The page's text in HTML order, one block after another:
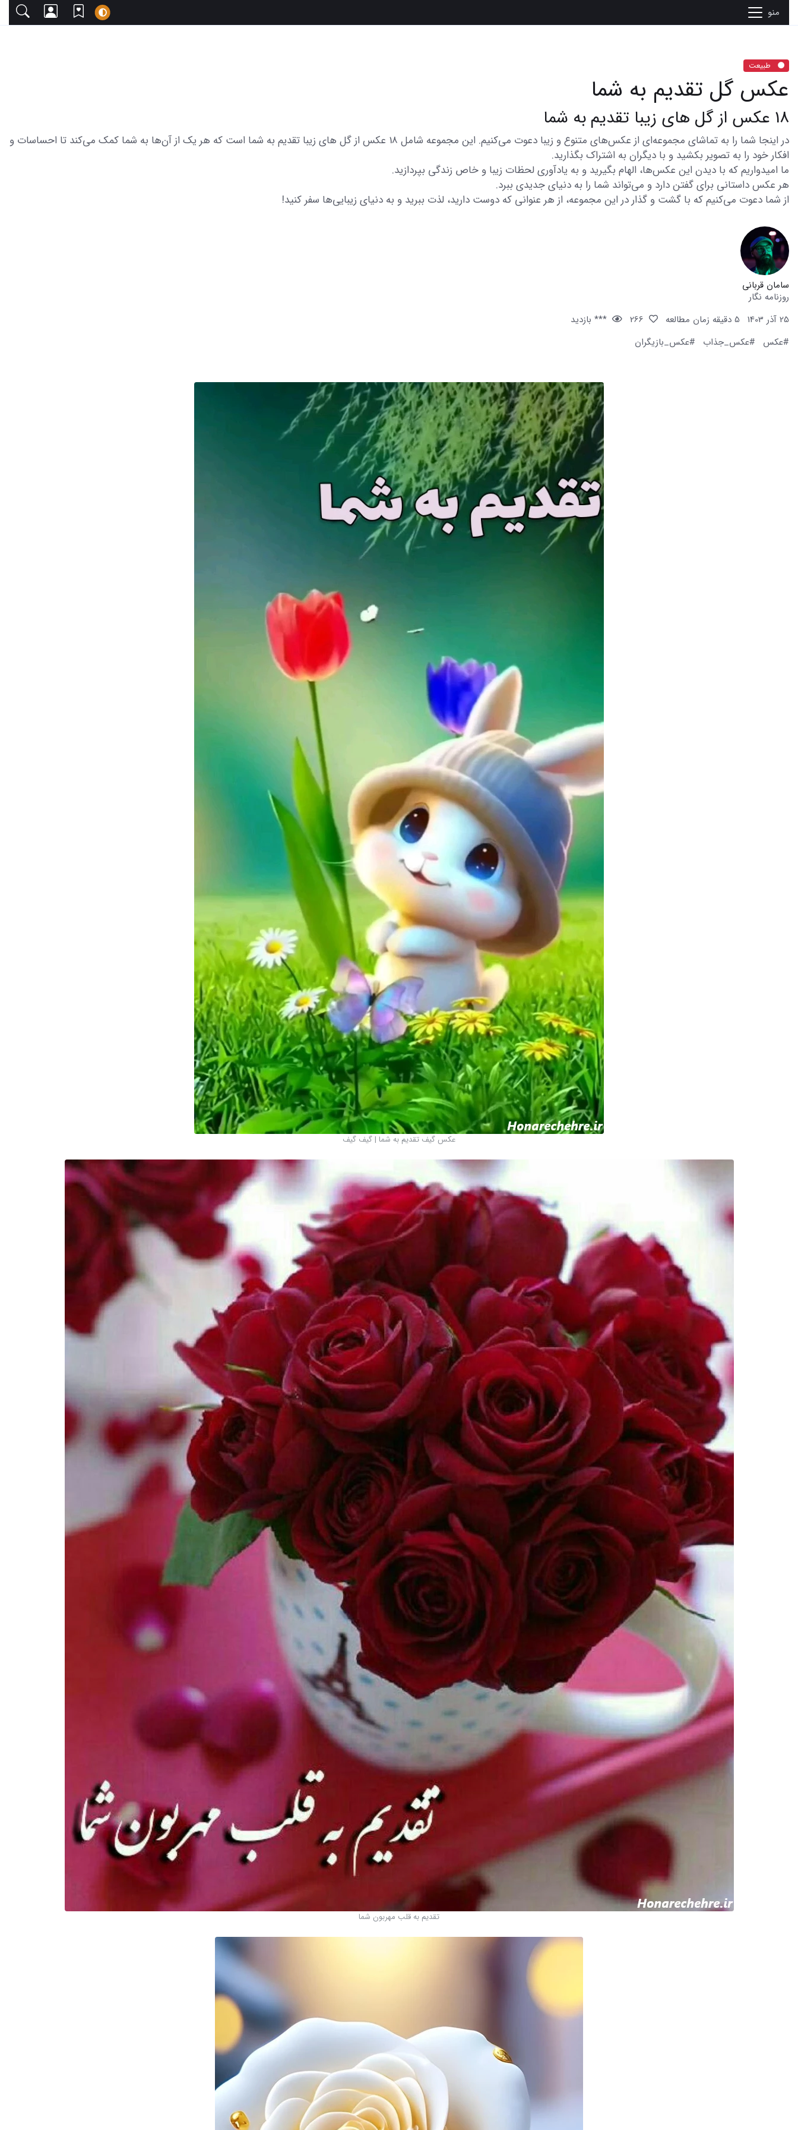
منو
طبیعت
عکس گل تقدیم به شما
18 عکس از گل های زیبا تقدیم به شما
در اینجا شما را به تماشای مجموعه‌ای از عکس‌های متنوع و زیبا دعوت می‌کنیم. این مجموعه شامل 18 عکس از گل های زیبا تقدیم به شما است که هر یک از آن‌ها به شما کمک می‌کند تا احساسات و
افکار خود را به تصویر بکشید و با دیگران به اشتراک بگذارید.
ما امیدواریم که با دیدن این عکس‌ها، الهام بگیرید و به یادآوری لحظات زیبا و خاص زندگی بپردازید.
هر عکس داستانی برای گفتن دارد و می‌تواند شما را به دنیای جدیدی ببرد.
از شما دعوت می‌کنیم که با گشت و گذار در این مجموعه، از هر عنوانی که دوست دارید، لذت ببرید و به دنیای زیبایی‌ها سفر کنید!
سامان قربانی
روزنامه نگار
25 آذر 1403
5 دقیقه زمان مطالعه
*** بازدید
#عکس
#عکس_جذاب #عکس_بازیگران
عکس گیف تقدیم به شما | گیف گیف
تقدیم به قلب مهربون شما